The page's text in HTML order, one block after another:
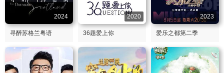
2024
寻醉苏格兰粤语
2020
36题爱上你
2023
爱乐之都第二季